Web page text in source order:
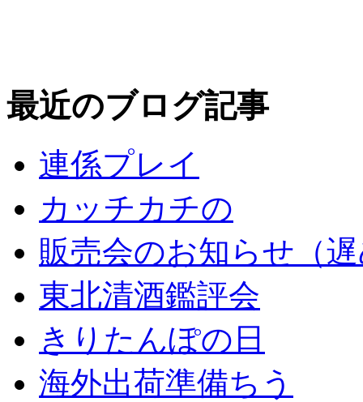
最近のブログ記事
連係プレイ
カッチカチの
販売会のお知らせ（
東北清酒鑑評会
きりたんぽの日
海外出荷準備ちう